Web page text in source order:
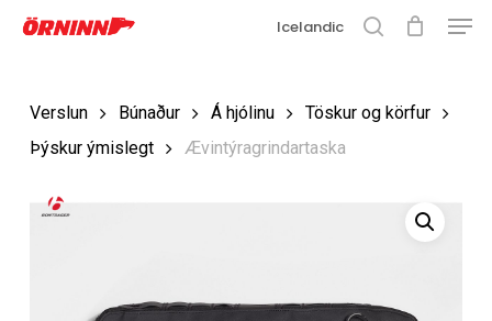
Fara
Loka
Icelandic
Verslun Búnaður Á hjólinu
Töskur og körfur
Þýskur ýmislegt
Ævintýragrindartaska